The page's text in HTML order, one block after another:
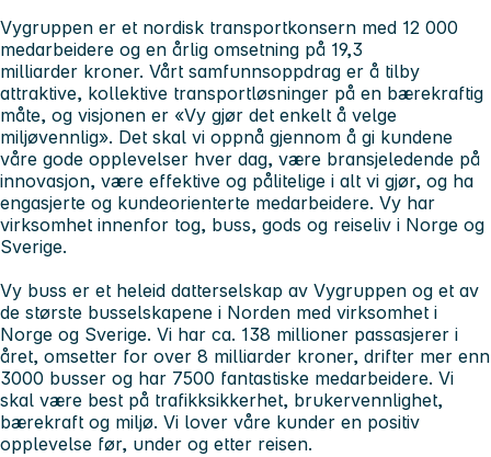
Vygruppen er et nordisk transportkonsern med 12 000
medarbeidere og en årlig omsetning på 19,3
milliarder kroner. Vårt samfunnsoppdrag er å tilby
attraktive, kollektive transportløsninger på en bærekraftig
måte, og visjonen er «Vy gjør det enkelt å velge
miljøvennlig». Det skal vi oppnå gjennom å gi kundene
våre gode opplevelser hver dag, være bransjeledende på
innovasjon, være effektive og pålitelige i alt vi gjør, og ha
engasjerte og kundeorienterte medarbeidere. Vy har
virksomhet innenfor tog, buss, gods og reiseliv i Norge og
Sverige.
Vy buss er et heleid datterselskap av Vygruppen og et av
de største busselskapene i Norden med virksomhet i
Norge og Sverige. Vi har ca. 138 millioner passasjerer i
året, omsetter for over 8 milliarder kroner, drifter mer enn
3000 busser og har 7500 fantastiske medarbeidere. Vi
skal være best på trafikksikkerhet, brukervennlighet,
bærekraft og miljø. Vi lover våre kunder en positiv
opplevelse før, under og etter reisen.